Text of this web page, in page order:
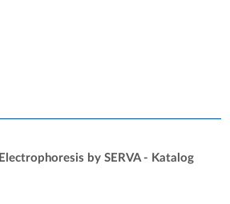
Electrophoresis by SERVA - Katalog